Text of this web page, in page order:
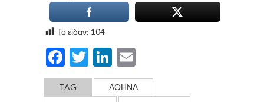
Το είδαν: 104
Facebook
TwitterLinkedIn
TAG
ΑΘΗΝΑ